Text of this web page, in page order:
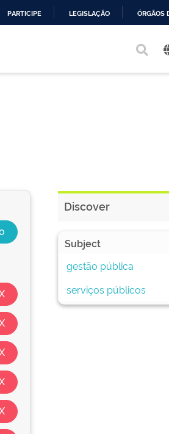
PARTICIPE LEGISLAÇÃO ÓRGÃOS
Discover
Subject
gestão pública
serviços públicos